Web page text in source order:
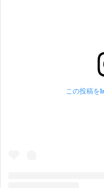
この投稿を